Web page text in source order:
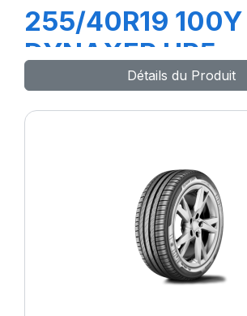
255/40R19
DYNAXER HP5
Détails du Produit